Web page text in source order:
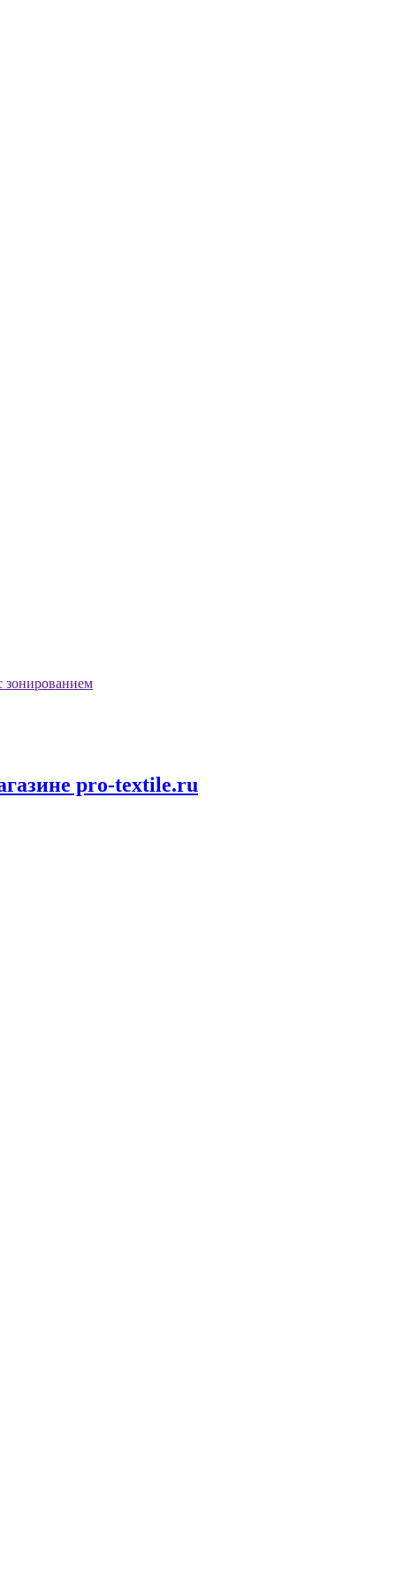
pro-textile.ru